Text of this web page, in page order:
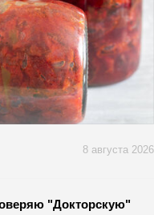
8 августа 2026
"Докторскую"